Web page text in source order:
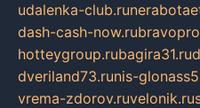
udalenka-club.ru
dash-cash-now.ru
hotteygroup.rubagira31.ru
dveriland73.runis-
vrema-zdorov.ruvelonik.ru